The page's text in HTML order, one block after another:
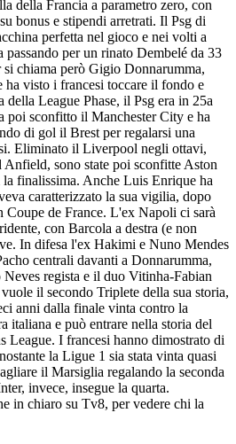
della Francia a parametro zero, con
bonus e stipendi arretrati. Il Psg di
perfetta nel gioco e nei volti a
passando per un rinato Dembelé da 33
chiama però Gigio Donnarumma,
visto i francesi toccare il fondo e
League Phase, il Psg era in 25a
poi sconfitto il Manchester City e ha
di gol il Brest per regalarsi una
Eliminato il Liverpool negli ottavi,
sono state poi sconfitte Aston
finalissima. Anche Luis Enrique ha
caratterizzato la sua vigilia, dopo
Coupe de France. L'ex Napoli ci sarà
con Barcola a destra (e non
In difesa l'ex Hakimi e Nuno Mendes
centrali davanti a Donnarumma,
regista e il duo Vitinha-Fabian
il secondo Triplete della sua storia,
anni dalla finale vinta contro la
italiana e può entrare nella storia del
League. I francesi hanno dimostrato di
la Ligue 1 sia stata vinta quasi
il Marsiglia regalando la seconda
invece, insegue la quarta.
in chiaro su Tv8, per vedere chi la